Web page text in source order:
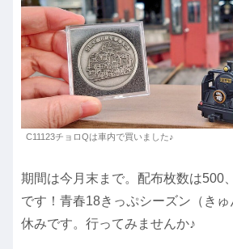
C11123チョロQは車内で買いました♪
期間は今月末まで。配布枚数は500
です！青春18きっぷシーズン（き
休みです。行ってみませんか♪